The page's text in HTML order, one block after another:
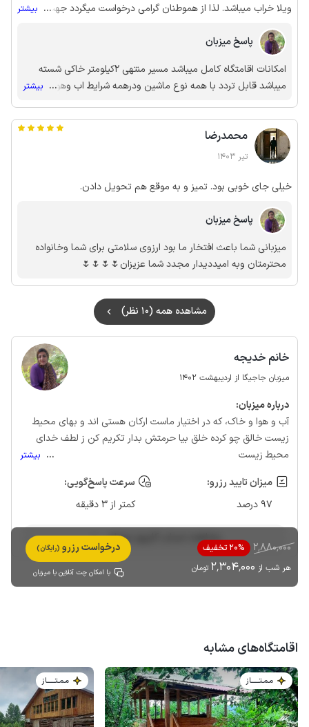
ویلا خراب میباشد. لذا از هموطنان گرامی درخواست میگردد جهت... بیشتر
پاسخ میزبان
امکانات اقامتگاه کامل میباشد مسیر منتهی 2کیلومتر خاکی شسته
میباشد قابل تردد با همه نوع ماشین ودرهمه شرایط اب وهوایی شما
داشتی نمیخاستی هزینه پرداخت کنی چون هزینه دریافت شد البته با
تخفیف ناراحت شدی وتهدید کردی به نظر دروغ توسایت امید وارم
دفعات بعد بامیزبانهای دیگر همچی برخوردی نداشته باشی اقامتگاه
درقلب جنگل لفور میباشد ومختص عزیزانی که اقامت با ارامش دردل
جنگل میباشند هست
... بیشتر
محمدرضا
تیر 1403
خیلی جای خوبی بود. تمیز و به موقع هم تحویل دادن.
پاسخ میزبان
میزبانی شما باعث افتخار ما بود ارزوی سلامتی برای شما وخانواده
محترمتان وبه امیددیدار مجدد شما عزیزان🌷🌷🌷🌷
مشاهده همه (10 نظر)
خانم خدیجه
میزبان جاجیگا از اردیبهشت 1402
درباره‌ میزبان:
آب و هوا و خاک، که در اختیار ماست ارکان هستی اند و بهای محیط
زیست خالق چو کرده خلق بیا حرمتش بدار تکریم کن ز لطف خدای
محیط زیست
... بیشتر
میزان تایید رزرو:
97 درصد
سرعت پاسخ‌گویی:
کمتر از 3 دقیقه
مشاهده حساب کاربری میزبان
2٬880٬000
20% تخفیف
هر شب از 2٬304٬000 تومان
درخواست رزرو (رایگان)
با امکان چت آنلاین با میزبان
اقامتگاه‌های مشابه
مـمـتــــــاز مـمـتــــــاز